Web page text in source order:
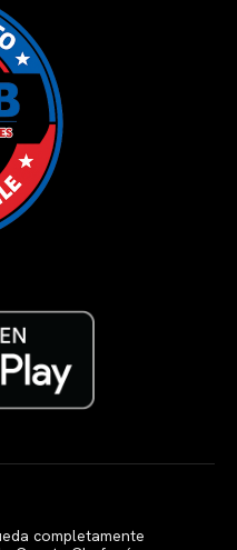
completamente